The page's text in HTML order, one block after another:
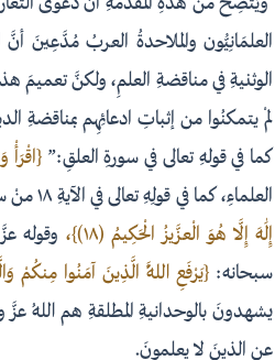
العلمَانِيُّون والملاحدةُ العربُ مُدَّعِينَ
الوثنيةِ في مناقضةِ العلمِ، ولكنَّ تعميمَ
لمْ يتمكنُوا من إثباتِ ادعائِهِم بمناقضةِ
كما في قولهِ تعالى في سورةِ العلقِ:”{اقْرَأْ وَرَبُّكَ الْأَكْرَمُ
العلماءِ، كما في قولِهِ تعالى في الآيةِ ١٨ منْ سورةِ آلِ عمرانَ:
إِلَٰهَ إِلَّا هُوَ الْعزَّيزُ الْحَكِيمُ (١٨)}،
وقوله
سبحانه: {يَرْفَعِ اللَّهُ الَّذِينَ آمَنُوا مِنكُمْ
يشهدونَ بالوحدانيةِ المطلقةِ هم اللهُ عزَّ
عن الذينَ لا يعلمونَ.